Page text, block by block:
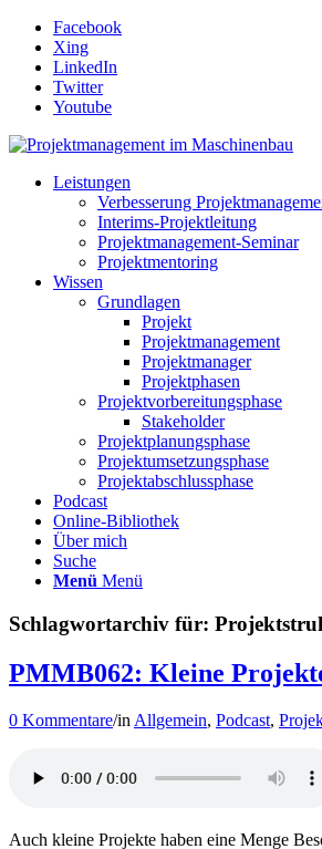
Facebook
Xing
LinkedIn
Twitter
Youtube
Leistungen
Verbesserung
Interims-Projektleitung
Projektmanagement-Seminar
Projektmentoring
Wissen
Grundlagen
Projekt
Projektmanagement
Projektmanager
Projektphasen
Projektvorbereitungsphase
Stakeholder
Projektplanungsphase
Projektumsetzungsphase
Projektabschlussphase
Podcast
Online-Bibliothek
Über mich
Suche
Menü Menü
Schlagwortarchiv für:
PMMB062: Kleine
0 Kommentare/in Allgemein, Podcast,
Auch kleine Projekte haben eine Menge